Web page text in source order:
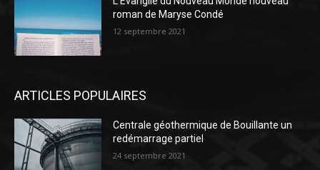
roman de Maryse Condé
12 septembre 2021
ARTICLES POPULAIRES
Centrale géothermique de Bouillante un
redémarrage partiel
24 septembre 2021